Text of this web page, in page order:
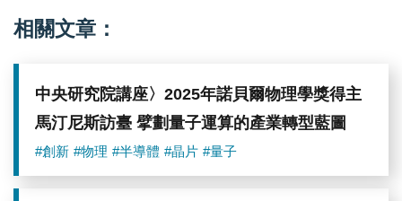
相關文章：
中央研究院講座〉2025年諾貝爾物理學獎得主
馬汀尼斯訪臺 擘劃量子運算的產業轉型藍圖
#創新 #物理 #半導體 #晶片 #量子